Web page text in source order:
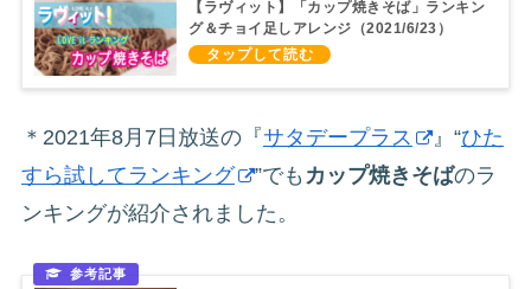
【ラヴィット】「カップ焼きそば」ランキン
グ＆チョイ足しアレンジ（2021/6/23）
＊2021年8月7日放送の『サタデープラス 』“ひた
すら試してランキング
”でも カップ焼きそばのラ
ンキングが紹介されました。